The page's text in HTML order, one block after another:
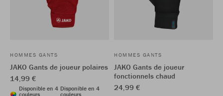
HOMMES GANTS
JAKO Gants de joueur polaires
14,99 €
Disponible en 4
couleurs
Disponible en 4
couleurs
HOMMES GANTS
JAKO Gants de joueur
fonctionnels chaud
24,99 €